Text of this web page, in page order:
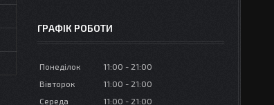
ГРАФІК РОБОТИ
Понеділок 11:00
21:00
Вівторок
11:00
21:00
Середа
11:00 21:00